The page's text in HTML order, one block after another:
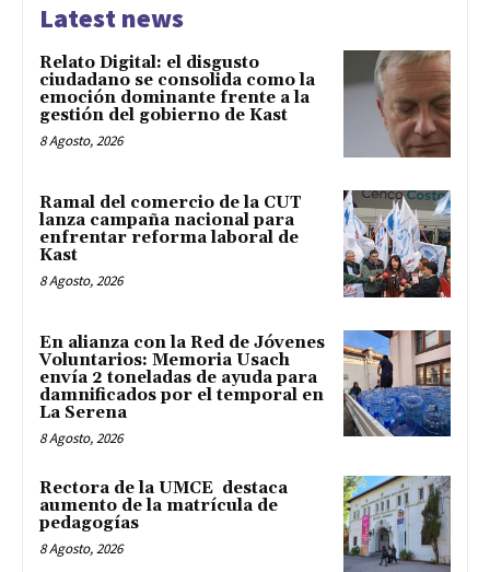
Latest news
Relato Digital: el disgusto
ciudadano se consolida como la
emoción dominante frente a la
gestión del gobierno de Kast
8 Agosto, 2026
Ramal del comercio de la CUT
lanza campaña nacional para
enfrentar reforma laboral de
Kast
8 Agosto, 2026
En alianza con la Red de Jóvenes
Voluntarios: Memoria Usach
envía 2 toneladas de ayuda para
damnificados por el temporal en
La Serena
8 Agosto, 2026
Rectora de la UMCE destaca
aumento de la matrícula de
pedagogías
8 Agosto, 2026